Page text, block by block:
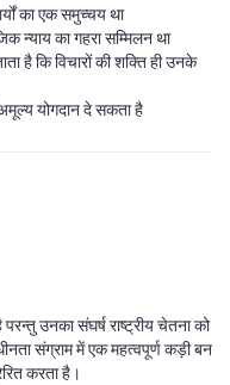
का एक समुच्चय था
न्याय का गहरा सम्मिलन था
है कि विचारों की शक्ति ही उनके
योगदान दे सकता है
उनका संघर्ष राष्ट्रीय चेतना को
संग्राम में एक महत्वपूर्ण कड़ी बन
करता है।